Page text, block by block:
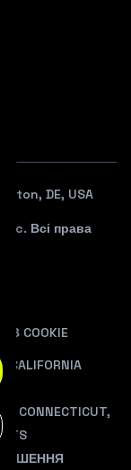
DE, USA
Всі права
COOKIE
CALIFORNIA
CONNECTICUT,